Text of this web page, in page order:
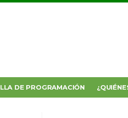
DE PROGRAMACIÓN